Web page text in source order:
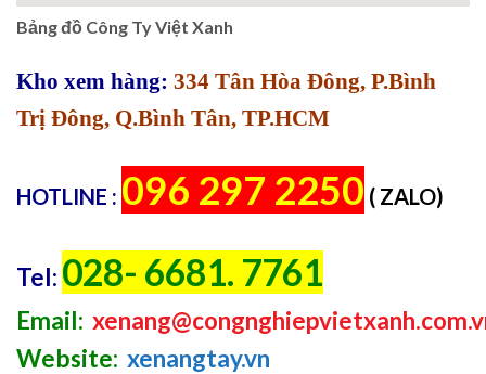
Bảng đồ Công Ty Việt Xanh
Kho xem hàng: 334 Tân Hòa Đông, P.Bình
Trị Đông, Q.Bình Tân, TP.HCM
HOTLINE : 096 297 2250 ( ZALO)
Tel: 028- 6681. 7761
Email:
Website: xenangtay.vn